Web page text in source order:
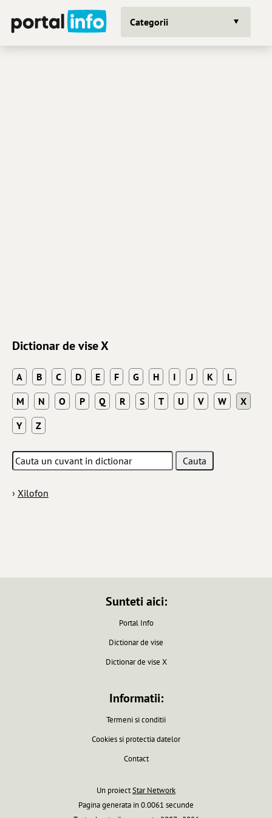
Categorii
Dictionar de vise X
A B C D E F G H I J K
L
M
N O P Q R S T U V W
X
Y
Z
› Xilofon
Sunteti aici:
Portal Info
Dictionar de vise
Dictionar de vise X
Informatii:
Termeni si conditii
Cookies si protectia datelor
Contact
Un proiectStar Network
Pagina generata in 0.0061 secunde